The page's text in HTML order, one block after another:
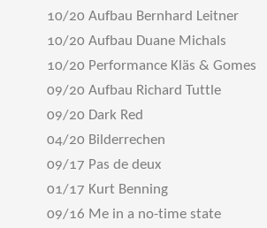
10/20 Aufbau Bernhard Leitner
10/20 Aufbau Duane Michals
10/20 Performance Kläs & Gomes
09/20 Aufbau Richard Tuttle
09/20 Dark Red
04/20 Bilderrechen
09/17 Pas de deux
01/17 Kurt Benning
09/16 Me in a no-time state